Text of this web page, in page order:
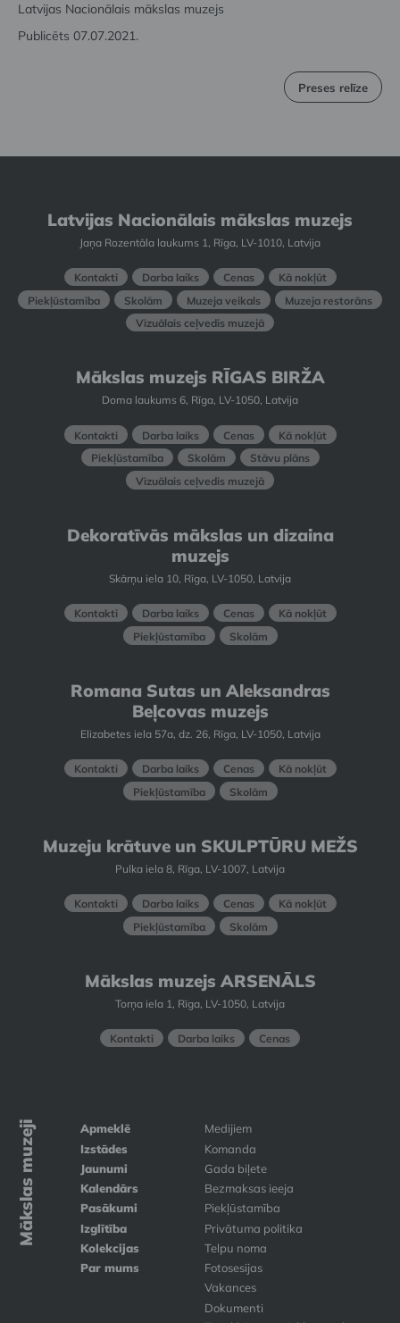
Latvijas Nacionālais mākslas muzejs
Publicēts 07.07.2021.
Preses relīze
Latvijas Nacionālais mākslas muzejs
Jaņa Rozentāla laukums 1, Rīga, LV-1010, Latvija
Kontakti Darba laiks Cenas
Kā nokļūt
Piekļūstamība
Skolām Muzeja veikals
Muzeja restorāns
Vizuālais ceļvedis muzejā
Mākslas muzejs RĪGAS BIRŽA
Doma laukums 6, Rīga, LV-1050, Latvija
Kontakti Darba laiks Cenas
Kā nokļūt
Piekļūstamība
Skolām
Stāvu plāns
Vizuālais ceļvedis muzejā
Dekoratīvās mākslas un dizaina
muzejs
Skārņu iela 10, Rīga, LV-1050, Latvija
Kontakti Darba laiks Cenas
Kā nokļūt
Piekļūstamība
Skolām
Romana Sutas un Aleksandras
Beļcovas muzejs
Elizabetes iela 57a, dz. 26, Rīga, LV-1050, Latvija
Kontakti Darba laiks Cenas
Kā nokļūt
Piekļūstamība
Skolām
Muzeju krātuve un SKULPTŪRU MEŽS
Pulka iela 8, Rīga, LV-1007, Latvija
Kontakti Darba laiks Cenas
Kā nokļūt
Piekļūstamība
Skolām
Mākslas muzejs ARSENĀLS
Torņa iela 1, Rīga, LV-1050, Latvija
Kontakti Darba laiks Cenas
Mākslas muzeji
Apmeklē
Izstādes
Jaunumi
Kalendārs
Pasākumi
Izglītība
Kolekcijas
Par mums
Medijiem
Komanda
Gada biļete
Bezmaksas ieeja
Piekļūstamība
Privātuma politika
Telpu noma
Fotosesijas
Vakances
Dokumenti